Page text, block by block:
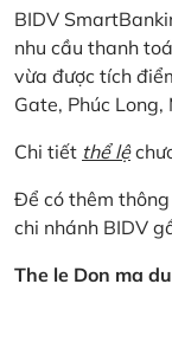
BIDV
nhu cầu thanh
vừa được tích
Gate, Phúc Long,
Chi tiết thể lệ
Để có thêm
chi nhánh BIDV
The le Don ma